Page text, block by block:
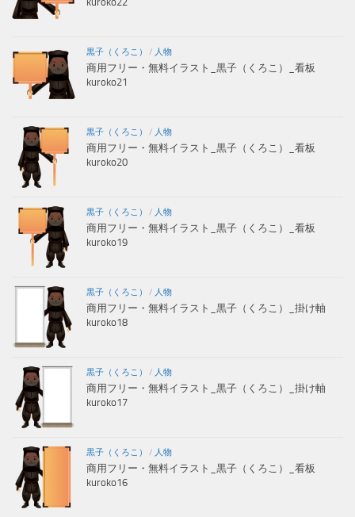
黒子（くろこ） / 人物
商用フリー・無料イラスト_黒子（くろこ）_看板
kuroko21
黒子（くろこ） / 人物
商用フリー・無料イラスト_黒子（くろこ）_看板
kuroko20
黒子（くろこ） / 人物
商用フリー・無料イラスト_黒子（くろこ）_看板
kuroko19
黒子（くろこ） / 人物
商用フリー・無料イラスト_黒子（くろこ）_掛け軸
kuroko18
黒子（くろこ） / 人物
商用フリー・無料イラスト_黒子（くろこ）_掛け軸
kuroko17
黒子（くろこ） / 人物
商用フリー・無料イラスト_黒子（くろこ）_看板
kuroko16